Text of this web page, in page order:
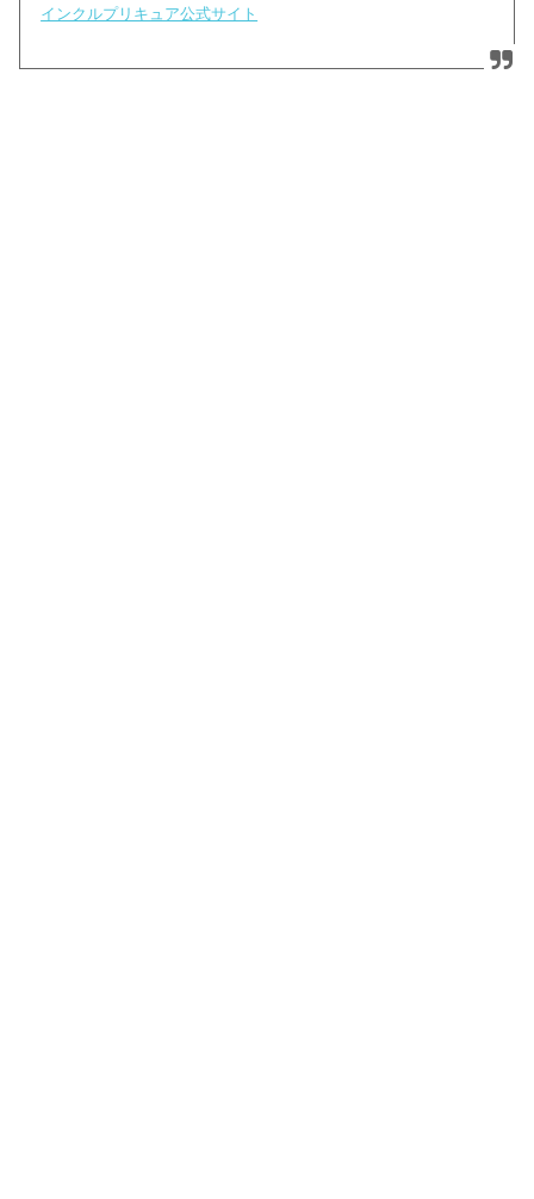
インクルプリキュア公式サイト